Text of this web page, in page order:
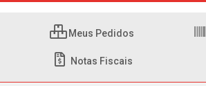
Meus Pedidos
Notas Fiscais